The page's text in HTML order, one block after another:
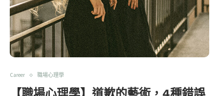
Career 職場心理學